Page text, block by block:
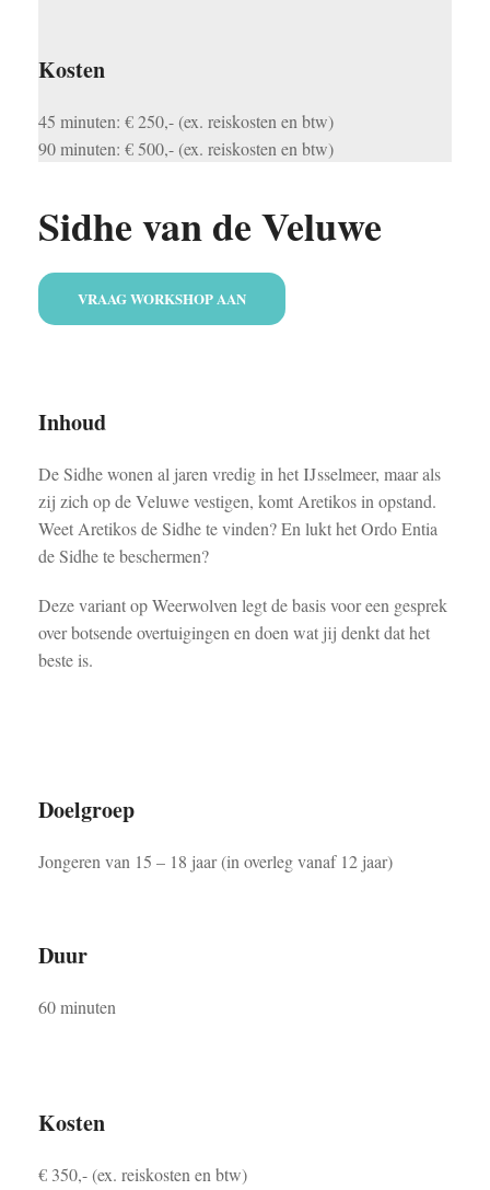
Kosten
45 minuten: € 250,- (ex. reiskosten en btw)
90 minuten: € 500,- (ex. reiskosten en btw)
Sidhe van de Veluwe
VRAAG WORKSHOP AAN
Inhoud
De Sidhe wonen al jaren vredig in het IJsselmeer, maar als
zij zich op de Veluwe vestigen, komt Aretikos in opstand.
Weet Aretikos de Sidhe te vinden? En lukt het Ordo Entia
de Sidhe te beschermen?
Deze variant op Weerwolven legt de basis voor een gesprek
over botsende overtuigingen en doen wat jij denkt dat het
beste is.
Doelgroep
Jongeren van 15 – 18 jaar (in overleg vanaf 12 jaar)
Duur
60 minuten
Kosten
€ 350,- (ex. reiskosten en btw)